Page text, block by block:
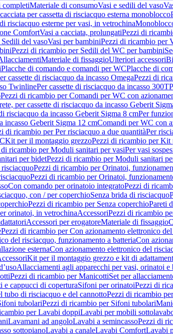
completiMateriale di consumoVasi e sedili del vaso
per cassetta di risciacquo esterna monoblocco
risciacquo esterne per vasi, in vetrochina
ComfortVasi a cacciata, prolungatiPezzi di
del vasoVasi per bambiniPezzi di ricambio per
Pezzi di ricambio per Sedili del WC per bambini
Materiale di fissaggioUlteriori accessori
Placche di comando e comandi per WCPlacche di
cassette di risciacquo da incasso OmegaPezzi di
TwinlinePer cassette di risciacquo da incasso 300T
Pezzi di ricambio per Comandi per WC con
per cassette di risciacquo da incasso Geberit
risciacquo da incasso Geberit Sigma 8 cmPer
incasso Geberit Sigma 12 cmComandi per WC con
di ricambio per Per risciacquo a due quantitàPer
Kit per il montaggio grezzoPezzi di ricambio per Kit
ricambio per Moduli sanitari per vasiPer vasi
per bidetPezzi di ricambio per Moduli sanitari
Pezzi di ricambio per Orinatoi,
Pezzi di ricambio per Orinatoi,
Con comando per orinatoio integratoPezzi di
con / per coperchioSenza brida di risciacquo
Pezzi di ricambio per Senza coperchioPareti
orinatoi, in vetrochinaAccessoriPezzi di ricambio
Accessori per erogatoreMateriale di fissaggio
Pezzi di ricambio per Con azionamento elettronico
del risciacquo, funzionamento a batteriaCon
esternaCon azionamento elettronico del
Kit per il montaggio grezzo e kit di
Allacciamenti agli apparecchi per vasi, orinatoi e
Pezzi di ricambio per ManicottiSet per
e cappucci di coperturaSifoni per orinatoiPezzi di
tubo di risciacquo e del cannottoPezzi di ricambio
tubolariPezzi di ricambio per Sifoni tubolari
per Lavabi doppiLavabi per mobili
Lavamani ad angoloLavabi a semincassoPezzi di
sottopianoLavabi a canaleLavabi ComfortLavabi